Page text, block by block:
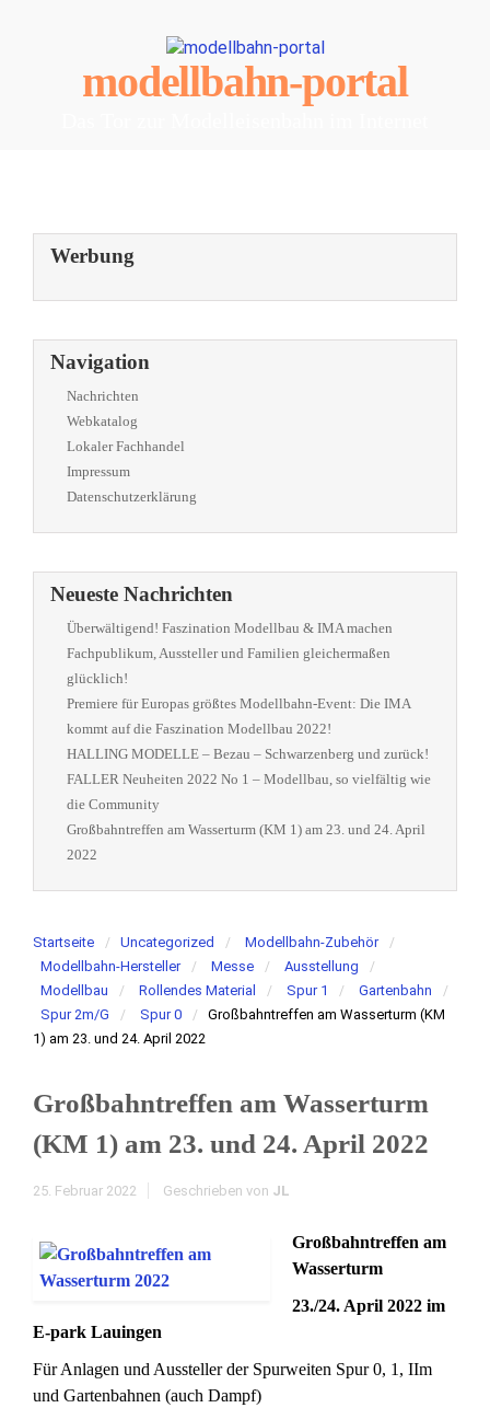
modellbahn-portal
Werbung
Navigation
Nachrichten
Webkatalog
Lokaler Fachhandel
Impressum
Datenschutzerklärung
Neueste Nachrichten
Überwältigend! Faszination Modellbau & IMA machen
Fachpublikum, Aussteller und Familien gleichermaßen
glücklich!
Premiere für Europas größtes Modellbahn-Event: Die IMA
kommt auf die Faszination Modellbau 2022!
HALLING MODELLE – Bezau – Schwarzenberg und zurück!
FALLER Neuheiten 2022 No 1 – Modellbau, so vielfältig wie
die Community
Großbahntreffen am Wasserturm (KM 1) am 23. und 24. April
2022
Startseite Uncategorized
Modellbahn-Zubehör
Modellbahn-Hersteller
Messe
Ausstellung
Modellbau
Rollendes Material Spur 1
Gartenbahn
Spur 2m/G
Spur 0
Großbahntreffen am Wasserturm (KM
1) am 23. und 24. April 2022
Großbahntreffen am Wasserturm
(KM 1) am 23. und 24. April 2022
25. Februar 2022 Geschrieben von JL
Großbahntreffen am
Wasserturm
23./24. April 2022 im
E-park Lauingen
Für Anlagen und Aussteller der Spurweiten Spur 0, 1, IIm
und Gartenbahnen (auch Dampf)